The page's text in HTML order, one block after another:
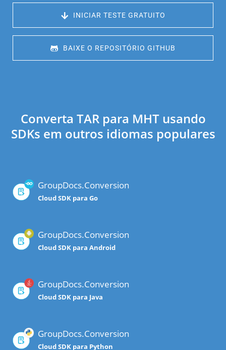
INICIAR TESTE GRATUITO
BAIXE O REPOSITÓRIO GITHUB
Converta TAR para MHT usando
SDKs em outros idiomas populares
GroupDocs.Conversion
Cloud SDK para Go
GroupDocs.Conversion
Cloud SDK para Android
GroupDocs.Conversion
Cloud SDK para Java
GroupDocs.Conversion
Cloud SDK para Python